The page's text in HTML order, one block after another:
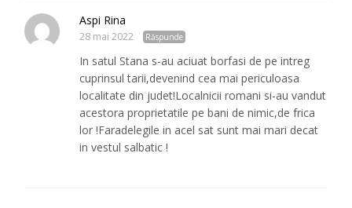
Aspi Rina
28 mai 2022 Răspunde
In satul Stana s-au aciuat borfasi de pe intreg
cuprinsul tarii,devenind cea mai periculoasa
localitate din judet!Localnicii romani si-au vandut
acestora proprietatile pe bani de nimic,de frica
lor !Faradelegile in acel sat sunt mai mari decat
in vestul salbatic !